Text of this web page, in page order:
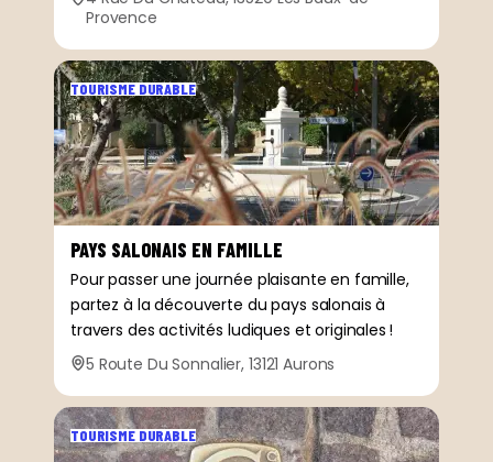
Provence
PAYS SALONAIS EN FAMILLE
TOURISME DURABLE
Pour passer une journée plaisante en famille,
partez à la découverte du pays salonais à
travers des activités ludiques et originales !
5 Route Du Sonnalier, 13121 Aurons
TOURISME DURABLE